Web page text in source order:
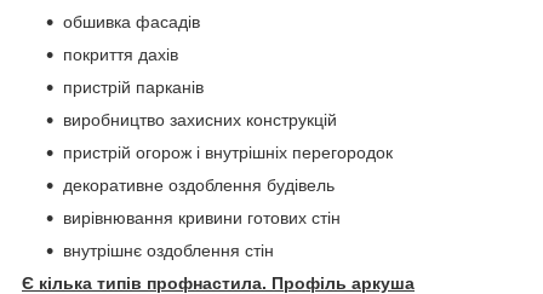
обшивка фасадів
покриття дахів
пристрій парканів
виробництво захисних конструкцій
пристрій огорож і внутрішніх перегородок
декоративне оздоблення будівель
вирівнювання кривини готових стін
внутрішнє оздоблення стін
Є кілька типів профнастила. Профіль аркуша